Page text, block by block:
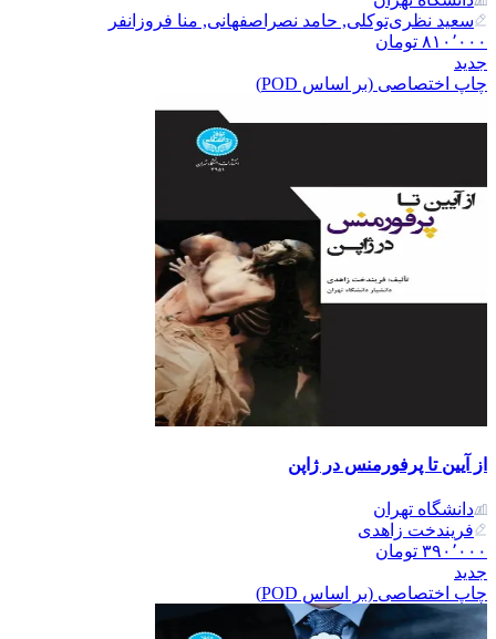
سعید نظری‌توکلی, حامد نصراصفهانی, منا فروزانفر
۸۱۰٬۰۰۰ تومان
جدید
چاپ اختصاصی (بر اساس POD)
از آیین تا پرفورمنس در ژاپن
دانشگاه تهران
فریندخت زاهدی
۳۹۰٬۰۰۰ تومان
جدید
چاپ اختصاصی (بر اساس POD)